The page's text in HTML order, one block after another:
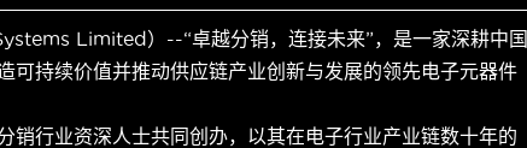
Limited）--“卓越分销，连接未来”，是一家深耕中国
可持续价值并推动供应链产业创新与发展的领先电子元器件
销行业资深人士共同创办，以其在电子行业产业链数十年的